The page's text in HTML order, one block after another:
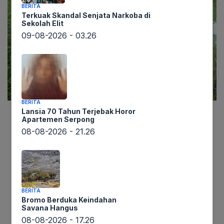
Lintaswarta.co.id melaporkan sebuah kasus
kekerasan terhadap anak yang menggemparkan
di Kampung Sadang Sukaasih, Desa Bumiwangi,
Kecamatan Ciparay, Kabupaten Bandung.
Seorang bocah berusia 13 tahun menjadi korban
penganiayaan brutal yang melibatkan dua anak
sebaya dan seorang dewasa. Kejadian yang
terjadi pada Mei 2025 ini baru terungkap setelah
BERITA
Terkuak Skandal Senjata Narkoba di
Sekolah Elit
09-08-2026 - 03.26
BERITA
Lansia 70 Tahun Terjebak Horor
Apartemen Serpong
08-08-2026 - 21.26
BERITA
Bromo Berduka Keindahan
Savana Hangus
08-08-2026 - 17.26